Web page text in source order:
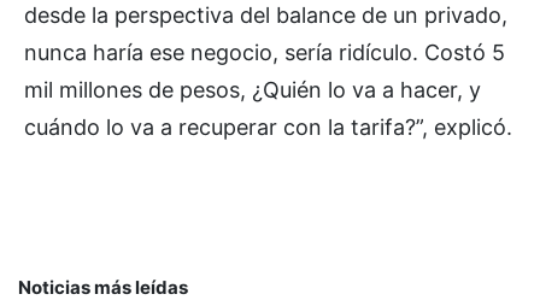
desde la perspectiva del balance de un privado,
nunca haría ese negocio, sería ridículo. Costó 5
mil millones de pesos, ¿Quién lo va a hacer, y
cuándo lo va a recuperar con la tarifa?”, explicó.
Noticias más leídas